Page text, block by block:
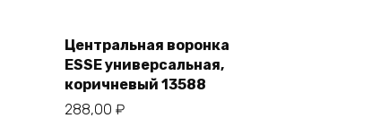
cart
Центральная воронка
ESSE универсальная,
коричневый 13588
288,00 ₽